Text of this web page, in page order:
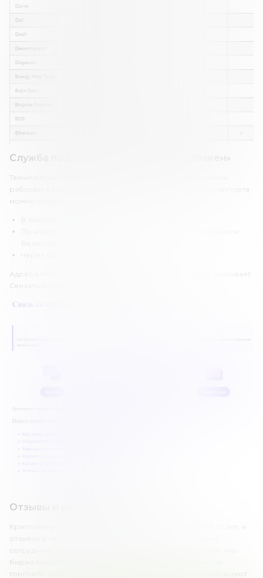
Служба поддержки на площадке «Кракен»
Техническая поддержка криптовалютной биржи «Кракен»
работает в режиме 24/7. Связаться с представителями саппорта
можно следующими способами:
Адрес электронной почты криптовалютная биржа не указывает.
Связаться через мессенджеры также не получится.
Отзывы и репутация в сети
Криптовалютная биржа «Кракен» работает уже более 10 лет, и
отзывов в сети о ней много. Многие клиенты довольны
сотрудничеством с площадкой. Пользователи отмечают, что
биржа выводит деньги своевременно, есть возможность
торговли фиатными валютами. Кроме того, клиенты обращают